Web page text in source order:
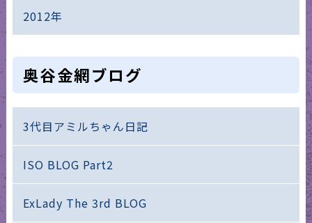
2012年
奥谷金網ブログ
3代目アミルちゃん日記
ISO BLOG Part2
ExLady The 3rd BLOG